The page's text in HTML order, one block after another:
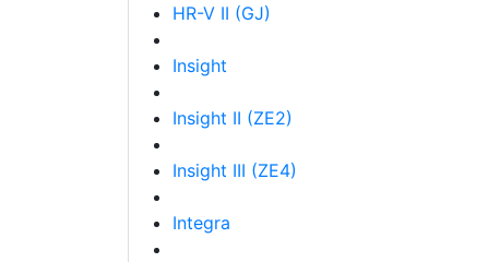
HR-V II (GJ)
Insight
Insight II (ZE2)
Insight III (ZE4)
Integra